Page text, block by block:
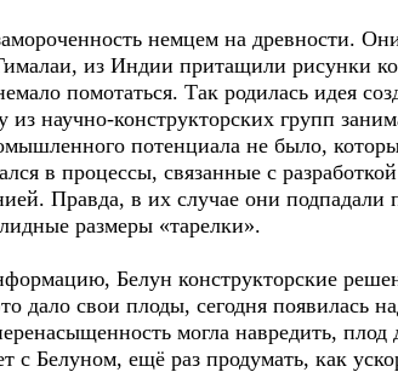
немцем на древности.
из Индии притащили рисунки
помотаться. Так родилась идея
из научно-конструкторских групп
потенциала не было,
в процессы, связанные с
Правда, в их случае они
размеры «тарелки».
Белун конструкторские
дало свои плоды, сегодня появилась
могла навредить,
с Белуном, ещё раз продумать, как